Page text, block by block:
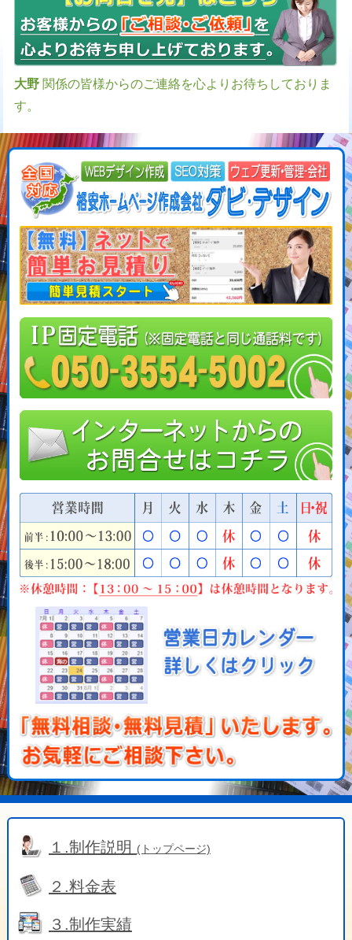
大野関係の皆様からのご連絡を心よりお待ちしておりま
す。
１.制作説明 (トップページ)
２.料金表
３.制作実績